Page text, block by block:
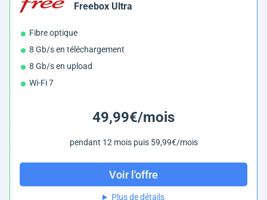
Freebox Ultra
Fibre optique
8 Gb/s en téléchargement
8 Gb/s en upload
Wi-Fi 7
49,99€/mois
pendant 12 mois puis 59,99€/mois
Voir l'offre
Plus de détails